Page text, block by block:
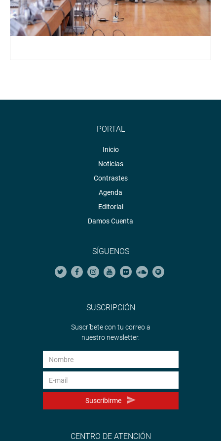
PORTAL
Inicio
Noticias
Contrastes
Agenda
Editorial
Damos Cuenta
SÍGUENOS
SUSCRIPCIÓN
Suscríbete con tu correo a
nuestro newsletter.
Suscribirme
CENTRO DE ATENCIÓN